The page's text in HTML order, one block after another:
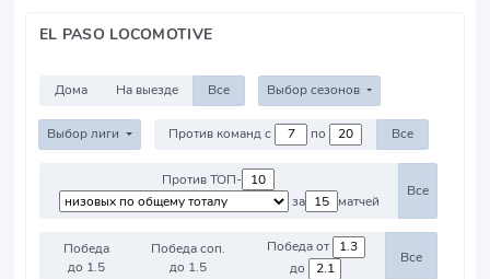
EL PASO LOCOMOTIVE
Дома На выезде Все Выбор сезонов
Выбор лиги Против команд с по Все
Против ТОП-
за
матчей
Все
Победа
до 1.5
Победа соп.
до 1.5
Победа от
до
Все